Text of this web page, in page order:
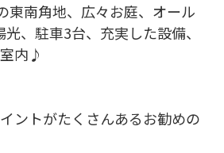
東南角地、広々お庭、オール
、駐車3台、充実した設備、
内♪
ントがたくさんあるお勧めの